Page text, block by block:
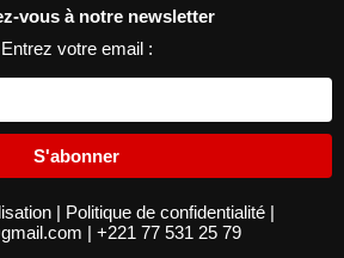
vous à notre newsletter
Entrez votre email :
S'abonner
| Politique de confidentialité |
| +221 77 531 25 79